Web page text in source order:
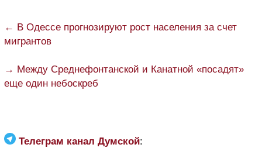
← В Одессе прогнозируют рост населения за счет
мигрантов
→ Между Среднефонтанской и Канатной «посадят»
еще один небоскреб
Телеграм канал Думской: